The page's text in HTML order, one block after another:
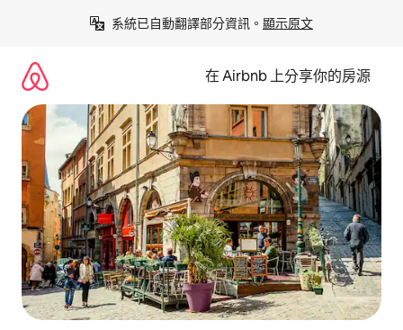
系統已自動翻譯部分資訊。 顯示原文
在 Airbnb 上分享你的房源